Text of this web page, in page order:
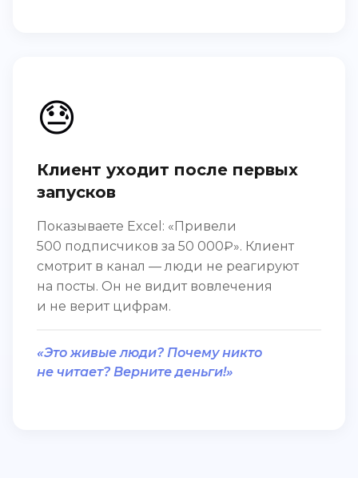
😓
Клиент уходит после первых
запусков
Показываете Excel: «Привели
500 подписчиков за 50 000₽». Клиент
смотрит в канал — люди не реагируют
на посты. Он не видит вовлечения
и не верит цифрам.
«Это живые люди? Почему никто
не читает? Верните деньги!»